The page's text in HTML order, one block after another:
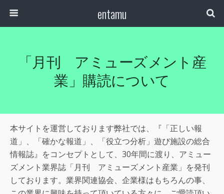
entamu
「月刊 アミューズメント産
業」購読について
本サイトを運営しております弊社では、『「正しい報
道」、「確かな報道」、「役立つ分析」遊び施設の総合
情報誌』をコンセプトとして、30年間に渡り、アミュー
ズメント業界誌「月刊 アミューズメント産業」を発刊
しております。業界関連協会、企業様はもちろんの事、